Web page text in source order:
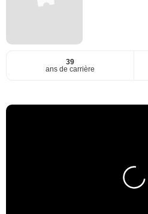
39
ans de carrière